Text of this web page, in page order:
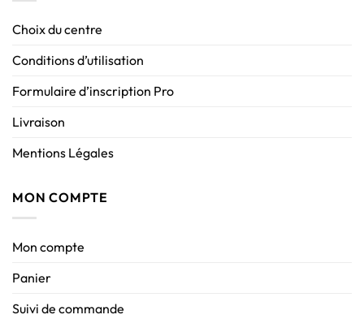
Choix du centre
Conditions d’utilisation
Formulaire d’inscription Pro
Livraison
Mentions Légales
MON COMPTE
Mon compte
Panier
Suivi de commande